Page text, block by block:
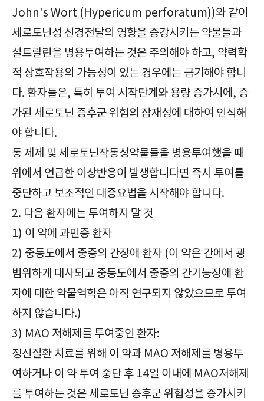
John's Wort (Hypericum perforatum))와 같이
세로토닌성 신경전달의 영향을 증강시키는 약물들과
설트랄린을 병용투여하는 것은 주의해야 하고, 약력학
적 상호작용의 가능성이 있는 경우에는 금기해야 합니
다. 환자들은, 특히 투여 시작단계와 용량 증가시에, 증
가된 세로토닌 증후군 위험의 잠재성에 대하여 인식해
야 합니다.
동 제제 및 세로토닌작동성약물들을 병용투여했을 때
위에서 언급한 이상반응이 발생합니다면 즉시 투여를
중단하고 보조적인 대증요법을 시작해야 합니다.
2. 다음 환자에는 투여하지 말 것
1) 이 약에 과민증 환자
2) 중등도에서 중증의 간장애 환자 (이 약은 간에서 광
범위하게 대사되고 중등도에서 중증의 간기능장애 환
자에 대한 약물역학은 아직 연구되지 않았으므로 투여
하지 않습니다.)
3) MAO 저해제를 투여중인 환자:
정신질환 치료를 위해 이 약과 MAO 저해제를 병용투
여하거나 이 약 투여 중단 후 14일 이내에 MAO저해제
를 투여하는 것은 세로토닌 증후군 위험성을 증가시키